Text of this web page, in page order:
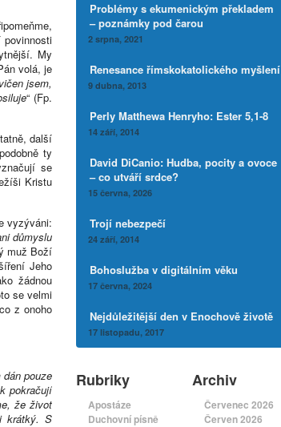
povinnosti
My
volá, je
jsem,
“ (Fp.
další
ty
se
Kristu
vyzýváni:
důmyslu
muž Boží
Jeho
žádnou
se velmi
z onoho
pouze
pokračují
že život
krátký. S
Problémy s ekumenickým překladem
– poznámky pod čarou
2 srpna, 2021
Renesance římskokatolického myšlení
9 dubna, 2013
Perly Matthewa Henryho: Ester 5,1-8
14 září, 2014
David DiCanio: Hudba, pocity a ovoce
– co utváří srdce?
15 června, 2026
Trojí nebezpečí
24 září, 2014
Bohoslužba v digitálním věku
17 června, 2024
Nejdůležitější den v Enochově životě
17 listopadu, 2017
Rubriky
Apostáze
Duchovní písně
Archiv
Červenec 2026
Červen 2026